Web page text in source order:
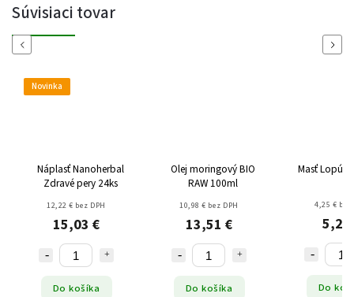
Súvisiaci tovar
Previous
Novinka
Náplasť Nanoherbal
Zdravé pery 24ks
12,22 € bez DPH
15,03 €
Do košíka
Olej moringový BIO
RAW 100ml
10,98 € bez DPH
13,51 €
Do košíka
Masť
4,25 € bez
5,23
Do
Next